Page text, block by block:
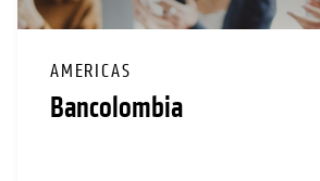
AMERICAS
Bancolombia